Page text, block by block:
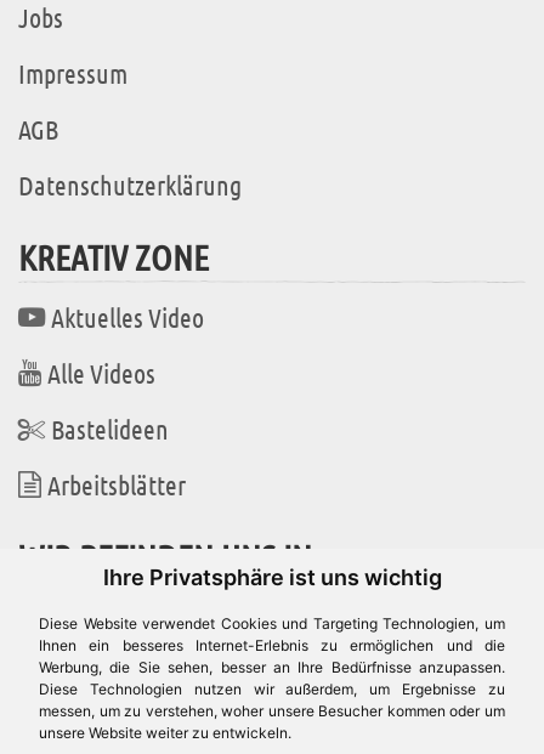
Ihre Privatsphäre ist uns wichtig
Diese Website verwendet Cookies und Targeting Technologien, um
Ihnen ein besseres Internet-Erlebnis zu ermöglichen und die
Werbung, die Sie sehen, besser an Ihre Bedürfnisse anzupassen.
Diese Technologien nutzen wir außerdem, um Ergebnisse zu
messen, um zu verstehen, woher unsere Besucher kommen oder um
unsere Website weiter zu entwickeln.
Jobs
Impressum
AGB
Datenschutzerklärung
KREATIV ZONE
Aktuelles Video
Alle Videos
Bastelideen
Arbeitsblätter
WIR BEFINDEN UNS IN
Es gibt uns auch in